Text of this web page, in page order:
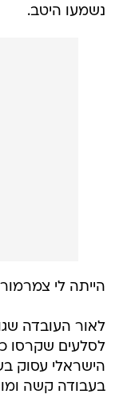
נשמעו היטב.
הייתה לי
לאור העובדה
לסלעים שקרסו
הישראלי עסוק
בעבודה קשה